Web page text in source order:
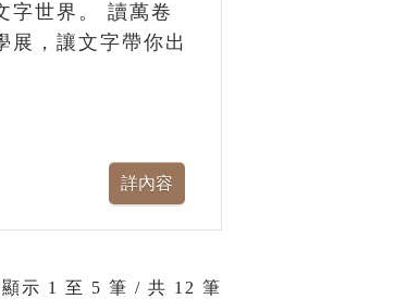
字世界。 讀萬卷
展，讓文字帶你出
示 1 至 5 筆 / 共 12 筆